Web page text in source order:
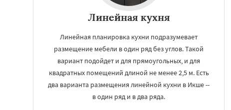
Линейная кухня
Линейная планировка кухни подразумевает
размещение мебели в один ряд без углов. Такой
вариант подойдет и для прямоугольных, и для
квадратных помещений длиной не менее 2,5 м. Есть
два варианта размещения линейной кухни в Икше --
в один ряд и в два ряда.